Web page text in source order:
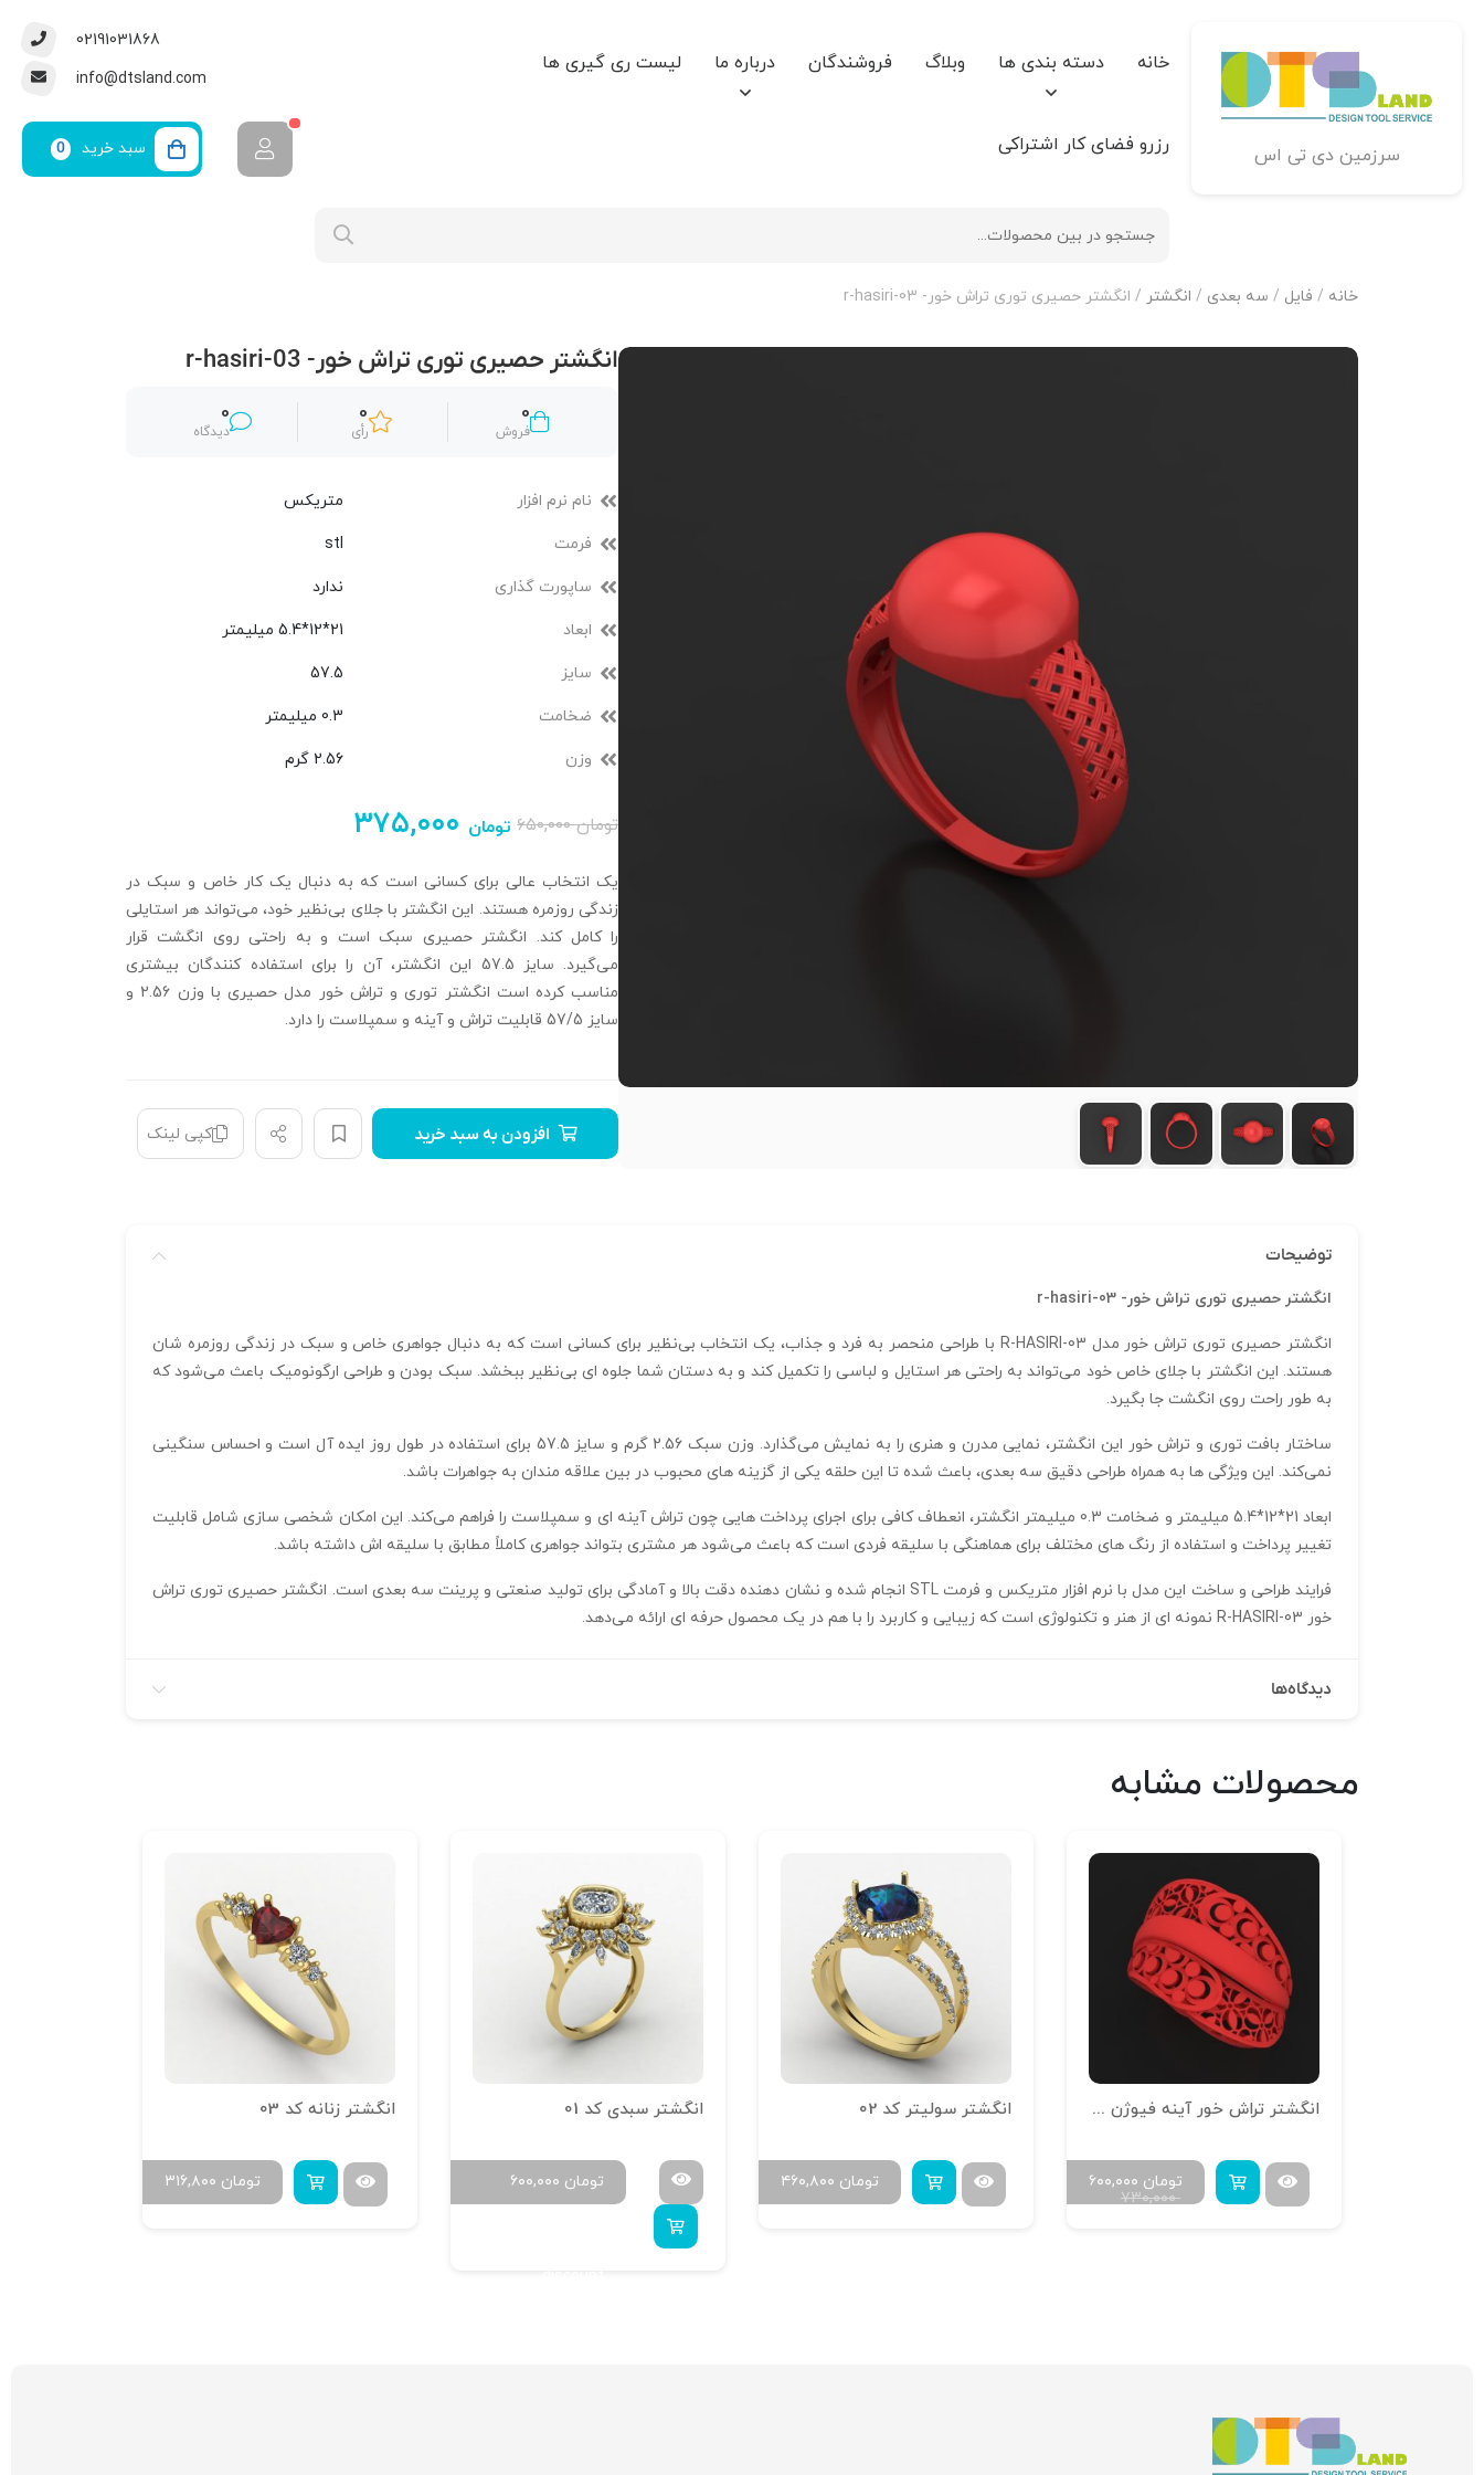
سرزمین دی تی اس
خانه دسته بندی ها وبلاگ فروشندگان درباره ما لیست ری گیری ها
رزرو فضای کار اشتراکی
02191031868
info@dtsland.com
سبد خرید 0
خانه / فایل / سه بعدی / انگشتر / انگشتر حصیری توری تراش خور- r-hasiri-03
انگشتر حصیری توری تراش خور- r-hasiri-03
0
فروش
0
رأی
0
دیدگاه
نام نرم افزار متریکس
فرمت stl
ساپورت گذاری ندارد
ابعاد 21*12*5.4 میلیمتر
سایز 57.5
ضخامت 0.3 میلیمتر
وزن 2.56 گرم
۶۵۰,۰۰۰تومان ۳۷۵,۰۰۰ تومان
یک انتخاب عالی برای کسانی است که به دنبال یک کار خاص و سبک در
زندگی روزمره هستند. این انگشتر با جلای بی‌نظیر خود، می‌تواند هر استایلی
را کامل کند. انگشتر حصیری سبک است و به راحتی روی انگشت قرار
می‌گیرد. سایز 57.5 این انگشتر، آن را برای استفاده‌ کنندگان بیشتری
مناسب کرده است انگشتر توری و تراش خور مدل حصیری با وزن 2.56 و
سایز 57/5 قابلیت تراش و آینه و سمپلاست را دارد.
افزودن به سبد خرید کپی لینک
توضیحات
انگشتر حصیری توری تراش خور- r-hasiri-03
انگشتر حصیری توری تراش خور مدل R-HASIRI-03 با طراحی منحصر به فرد و جذاب، یک انتخاب بی‌نظیر برای کسانی است که به دنبال جواهری خاص و سبک در زندگی روزمره‌ شان
هستند. این انگشتر با جلای خاص خود می‌تواند به راحتی هر استایل و لباسی را تکمیل کند و به دستان شما جلوه‌ ای بی‌نظیر ببخشد. سبک بودن و طراحی ارگونومیک باعث می‌شود که
به‌ طور راحت روی انگشت جا بگیرد.
ساختار بافت توری و تراش خور این انگشتر، نمایی مدرن و هنری را به نمایش می‌گذارد. وزن سبک 2.56 گرم و سایز 57.5 برای استفاده در طول روز ایده‌ آل است و احساس سنگینی
نمی‌کند. این ویژگی‌ ها به همراه طراحی دقیق سه بعدی، باعث شده تا این حلقه یکی از گزینه‌ های محبوب در بین علاقه‌ مندان به جواهرات باشد.
ابعاد 21*12*5.4 میلیمتر و ضخامت 0.3 میلیمتر انگشتر، انعطاف کافی برای اجرای پرداخت‌ هایی چون تراش آینه‌ ای و سمپلاست را فراهم می‌کند. این امکان شخصی‌ سازی شامل قابلیت
تغییر پرداخت و استفاده از رنگ‌ های مختلف برای هماهنگی با سلیقه فردی است که باعث می‌شود هر مشتری بتواند جواهری کاملاً مطابق با سلیقه‌ اش داشته باشد.
فرایند طراحی و ساخت این مدل با نرم‌ افزار متریکس و فرمت STL انجام شده و نشان‌ دهنده دقت بالا و آمادگی برای تولید صنعتی و پرینت سه‌ بعدی است. انگشتر حصیری توری تراش
خور R-HASIRI-03 نمونه‌ ای از هنر و تکنولوژی است که زیبایی و کاربرد را با هم در یک محصول حرفه‌ ای ارائه می‌دهد.
دیدگاه‌ها
محصولات مشابه
انگشتر تراش خور آینه فیوژن R-T-16
۷۳۰,۰۰۰
۶۰۰,۰۰۰ تومان
انگشتر سولیتر کد 02
۴۶۰,۸۰۰ تومان
انگشتر سبدی کد 01
۶۰۰,۰۰۰ تومان
انگشتر زنانه کد 03
۳۱۶,۸۰۰ تومان